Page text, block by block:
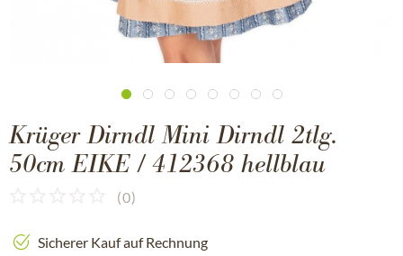
Krüger Dirndl Mini Dirndl 2tlg.
50cm EIKE / 412368 hellblau
(0)
Sicherer Kauf auf Rechnung